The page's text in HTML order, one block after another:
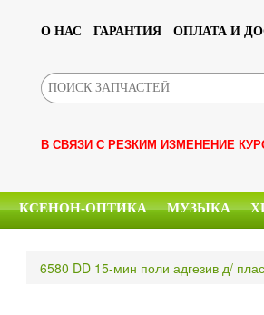
О НАС ГАРАНТИЯ ОПЛАТА И
В СВЯЗИ С РЕЗКИМ ИЗМЕНЕНИЕ
КСЕНОН-ОПТИКА МУЗЫКА
6580 DD 15-мин поли адгезив д/